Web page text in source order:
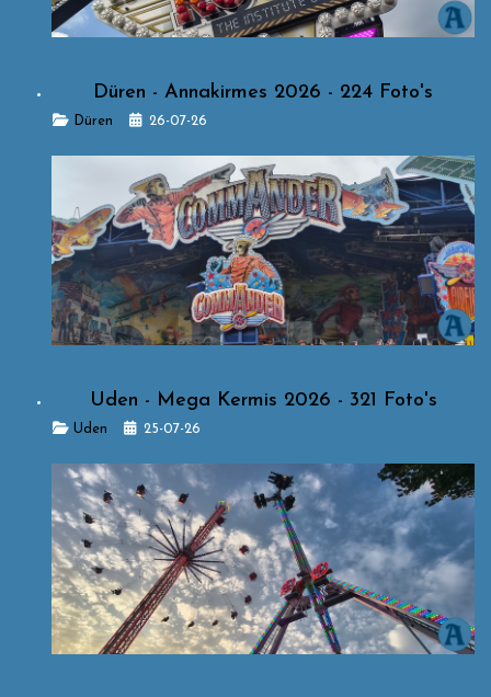
Düren - Annakirmes 2026 - 224 Foto's
Details
Düren 26-07-26
Uden - Mega Kermis 2026 - 321 Foto's
Details
Uden 25-07-26